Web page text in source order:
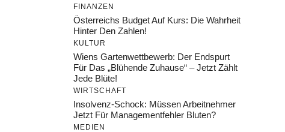
FINANZEN
Österreichs Budget Auf Kurs: Die Wahrheit
Hinter Den Zahlen!
KULTUR
Wiens Gartenwettbewerb: Der Endspurt
Für Das „Blühende Zuhause“ – Jetzt Zählt
Jede Blüte!
WIRTSCHAFT
Insolvenz-Schock: Müssen Arbeitnehmer
Jetzt Für Managementfehler Bluten?
MEDIEN